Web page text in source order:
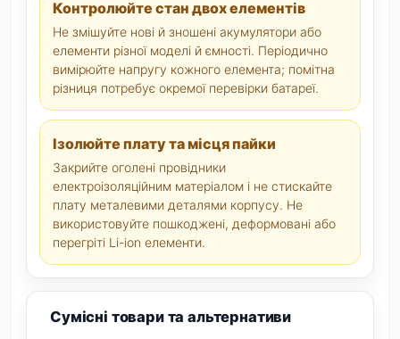
Контролюйте стан двох елементів
Не змішуйте нові й зношені акумулятори або
елементи різної моделі й ємності. Періодично
вимірюйте напругу кожного елемента; помітна
різниця потребує окремої перевірки батареї.
Ізолюйте плату та місця пайки
Закрийте оголені провідники
електроізоляційним матеріалом і не стискайте
плату металевими деталями корпусу. Не
використовуйте пошкоджені, деформовані або
перегріті Li-ion елементи.
Сумісні товари та альтернативи